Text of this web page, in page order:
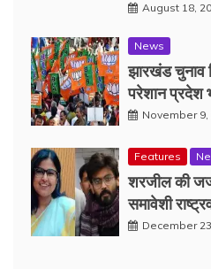
August 18,
News
झारखंड चुनाव
परेशान प्रदेश
November 9,
Features
शरजील की
समावेशी
December